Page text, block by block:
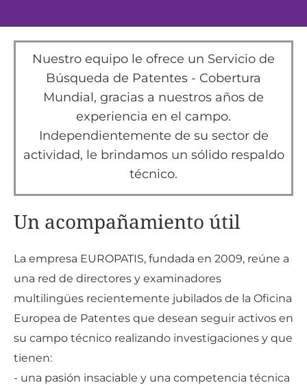
Nuestro equipo le ofrece un Servicio de
Búsqueda de Patentes - Cobertura
Mundial, gracias a nuestros años de
experiencia en el campo.
Independientemente de su sector de
actividad, le brindamos un sólido respaldo
técnico.
Un acompañamiento útil
La empresa EUROPATIS, fundada en 2009, reúne a
una red de directores y examinadores
multilingües recientemente jubilados de la Oficina
Europea de Patentes que desean seguir activos en
su campo técnico realizando investigaciones y que
tienen:
- una pasión insaciable y una competencia técnica